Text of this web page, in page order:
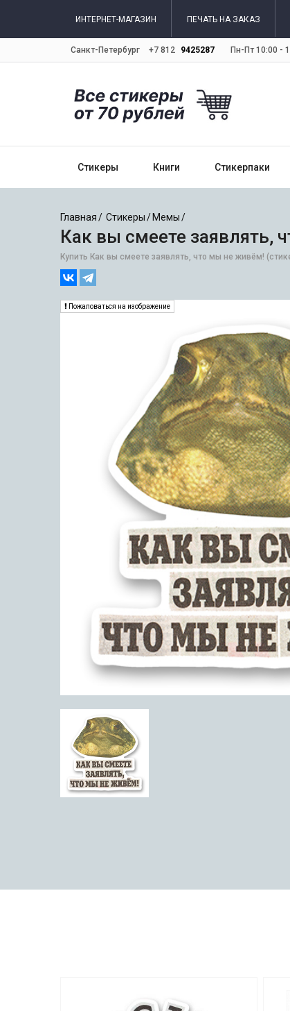
ИНТЕРНЕТ-МАГАЗИН ПЕЧАТЬ НА ЗАКАЗ
Санкт-Петербург +7 812 9425287 Пн-Пт 10:00 -
Стикеры Книги Стикерпаки
Главная Стикеры Мемы
Как вы смеете
Купить Как вы смеете заявлять, что мы не живём!
Пожаловаться на изображение